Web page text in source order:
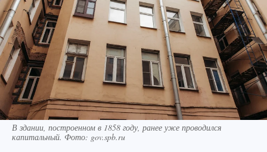
В здании, построенном в 1858 году, ранее уже проводился
капитальный. Фото: gov.spb.ru